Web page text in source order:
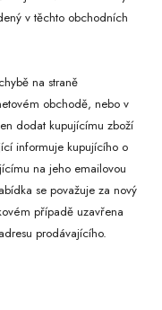
v těchto obchodních
na straně
obchodě, nebo v
dodat kupujícímu zboží
informuje kupujícího o
na jeho emailovou
se považuje za nový
případě uzavřena
prodávajícího.